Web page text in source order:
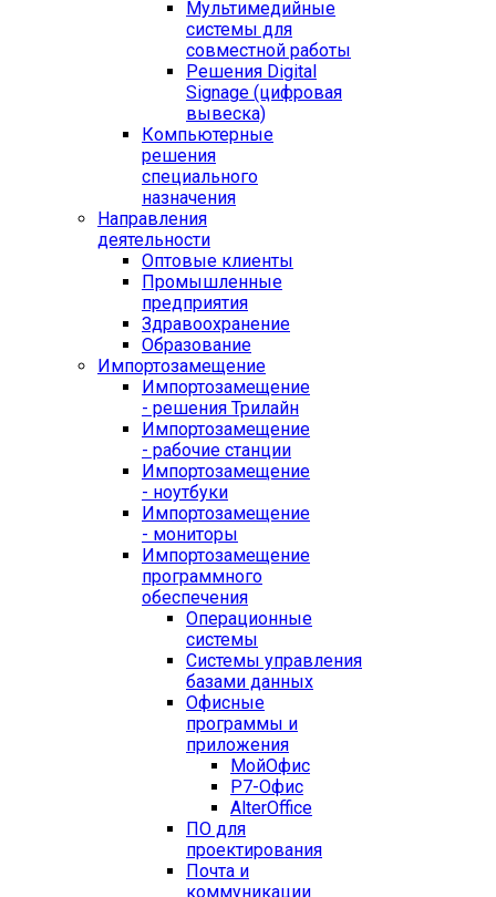
Мультимедийные
системы для
совместной работы
Решения Digital
Signage (цифровая
вывеска)
Компьютерные
решения
специального
назначения
Направления
деятельности
Оптовые клиенты
Промышленные
предприятия
Здравоохранение
Образование
Импортозамещение
Импортозамещение
- решения Трилайн
Импортозамещение
- рабочие станции
Импортозамещение
- ноутбуки
Импортозамещение
- мониторы
Импортозамещение
программного
обеспечения
Операционные
системы
Системы управления
базами данных
Офисные
программы и
приложения
МойОфис
Р7-Офис
AlterOffice
ПО для
проектирования
Почта и
коммуникации